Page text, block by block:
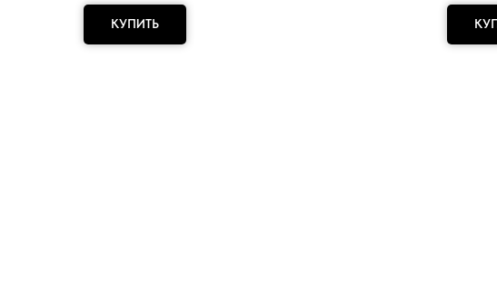
КУПИТЬ